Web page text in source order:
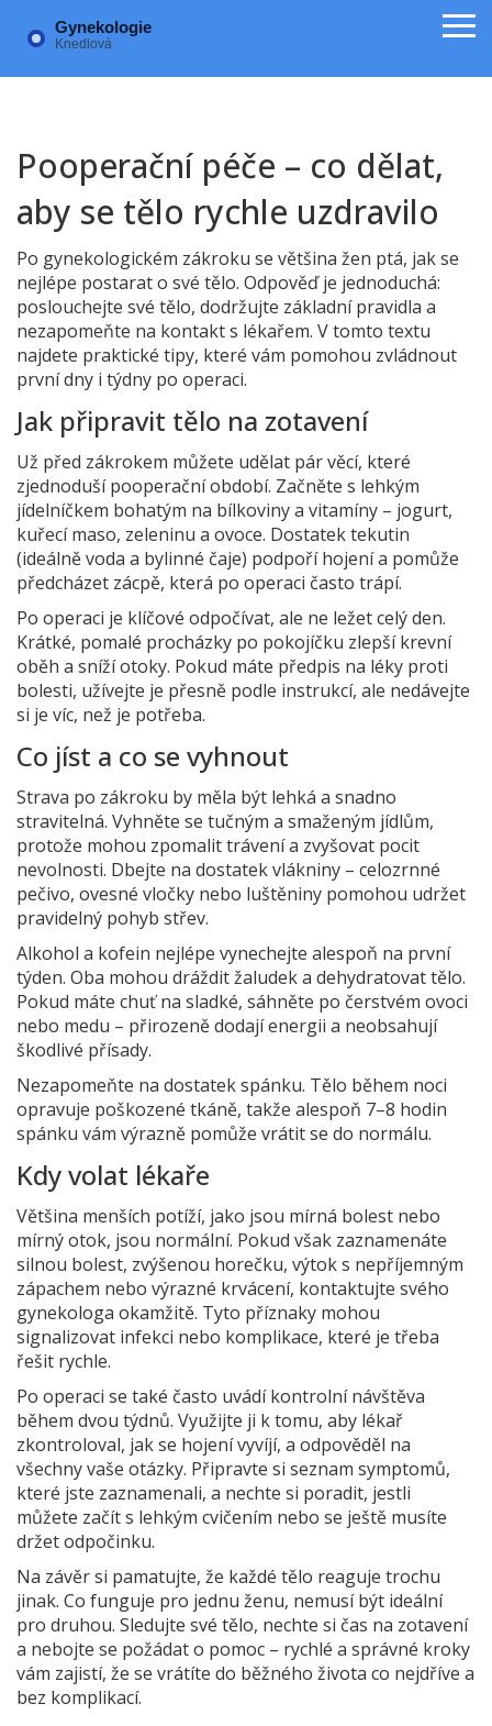
Pooperační péče – co dělat,
aby se tělo rychle uzdravilo
Po gynekologickém zákroku se většina žen ptá, jak se
nejlépe postarat o své tělo. Odpověď je jednoduchá:
poslouchejte své tělo, dodržujte základní pravidla a
nezapomeňte na kontakt s lékařem. V tomto textu
najdete praktické tipy, které vám pomohou zvládnout
první dny i týdny po operaci.
Jak připravit tělo na zotavení
Už před zákrokem můžete udělat pár věcí, které
zjednoduší pooperační období. Začněte s lehkým
jídelníčkem bohatým na bílkoviny a vitamíny – jogurt,
kuřecí maso, zeleninu a ovoce. Dostatek tekutin
(ideálně voda a bylinné čaje) podpoří hojení a pomůže
předcházet zácpě, která po operaci často trápí.
Po operaci je klíčové odpočívat, ale ne ležet celý den.
Krátké, pomalé procházky po pokojíčku zlepší krevní
oběh a sníží otoky. Pokud máte předpis na léky proti
bolesti, užívejte je přesně podle instrukcí, ale nedávejte
si je víc, než je potřeba.
Co jíst a co se vyhnout
Strava po zákroku by měla být lehká a snadno
stravitelná. Vyhněte se tučným a smaženým jídlům,
protože mohou zpomalit trávení a zvyšovat pocit
nevolnosti. Dbejte na dostatek vlákniny – celozrnné
pečivo, ovesné vločky nebo luštěniny pomohou udržet
pravidelný pohyb střev.
Alkohol a kofein nejlépe vynechejte alespoň na první
týden. Oba mohou dráždit žaludek a dehydratovat tělo.
Pokud máte chuť na sladké, sáhněte po čerstvém ovoci
nebo medu – přirozeně dodají energii a neobsahují
škodlivé přísady.
Nezapomeňte na dostatek spánku. Tělo během noci
opravuje poškozené tkáně, takže alespoň 7–8 hodin
spánku vám výrazně pomůže vrátit se do normálu.
Kdy volat lékaře
Většina menších potíží, jako jsou mírná bolest nebo
mírný otok, jsou normální. Pokud však zaznamenáte
silnou bolest, zvýšenou horečku, výtok s nepříjemným
zápachem nebo výrazné krvácení, kontaktujte svého
gynekologa okamžitě. Tyto příznaky mohou
signalizovat infekci nebo komplikace, které je třeba
řešit rychle.
Po operaci se také často uvádí kontrolní návštěva
během dvou týdnů. Využijte ji k tomu, aby lékař
zkontroloval, jak se hojení vyvíjí, a odpověděl na
všechny vaše otázky. Připravte si seznam symptomů,
které jste zaznamenali, a nechte si poradit, jestli
můžete začít s lehkým cvičením nebo se ještě musíte
držet odpočinku.
Na závěr si pamatujte, že každé tělo reaguje trochu
jinak. Co funguje pro jednu ženu, nemusí být ideální
pro druhou. Sledujte své tělo, nechte si čas na zotavení
a nebojte se požádat o pomoc – rychlé a správné kroky
vám zajistí, že se vrátíte do běžného života co nejdříve a
bez komplikací.